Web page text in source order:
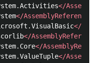
</
</AssemblyReference>
</
</
</
</